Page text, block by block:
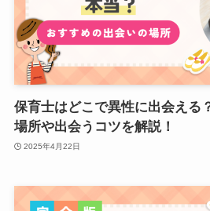
保育士はどこで異性に出会える
場所や出会うコツを解説！
2025年4月22日